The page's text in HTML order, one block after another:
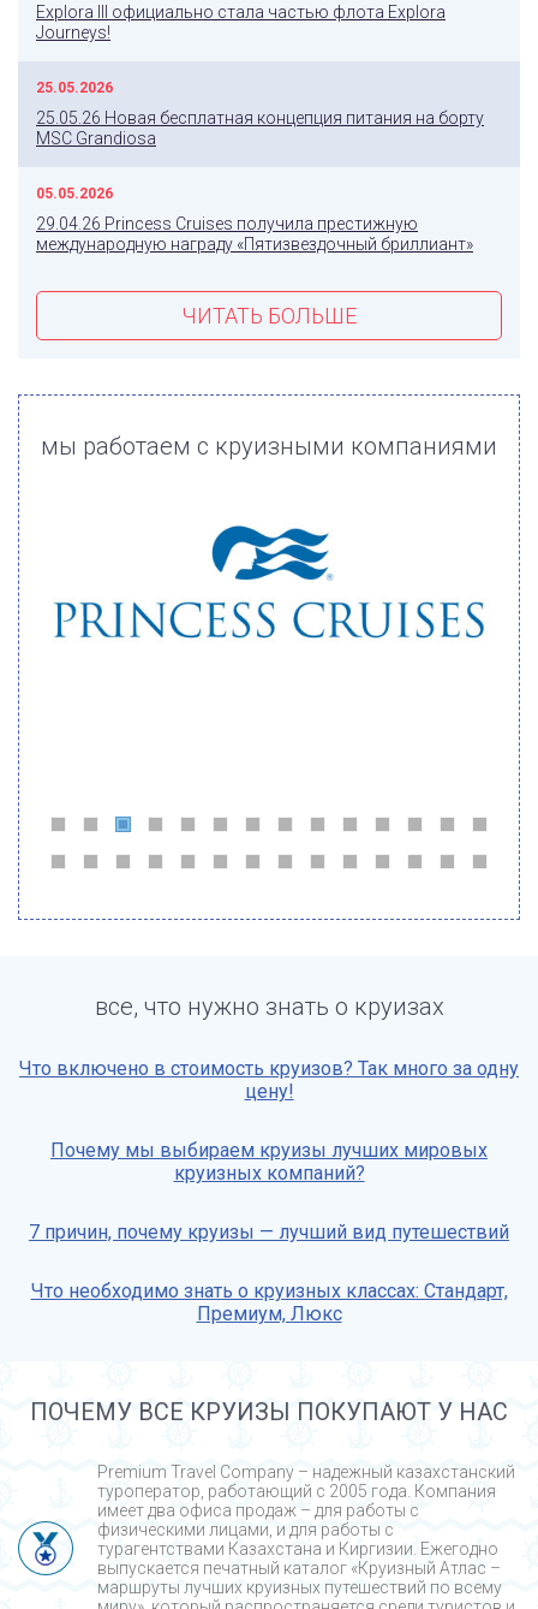
Explora III официально стала частью флота Explora
Journeys!
25.05.2026
25.05.26 Новая бесплатная концепция питания на борту
MSC Grandiosa
05.05.2026
29.04.26 Princess Cruises получила престижную
международную награду «Пятизвездочный бриллиант»
ЧИТАТЬ БОЛЬШЕ
мы работаем с круизными компаниями
все, что нужно знать о круизах
Что включено в стоимость круизов? Так много за одну
цену!
Почему мы выбираем круизы лучших мировых
круизных компаний?
7 причин, почему круизы — лучший вид путешествий
Что необходимо знать о круизных классах: Стандарт,
Премиум, Люкс
ПОЧЕМУ ВСЕ КРУИЗЫ ПОКУПАЮТ У НАС
Premium Travel Company – надежный казахстанский
туроператор, работающий с 2005 года. Компания
имеет два офиса продаж – для работы с
физическими лицами, и для работы с
турагентствами Казахстана и Киргизии. Ежегодно
выпускается печатный каталог «Круизный Атлас –
маршруты лучших круизных путешествий по всему